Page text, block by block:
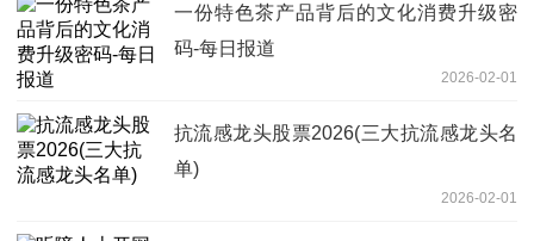
一份特色茶产品背后的文化消费升级密
码-每日报道
2026-02-01
抗流感龙头股票2026(三大抗流感龙头名
单)
2026-02-01